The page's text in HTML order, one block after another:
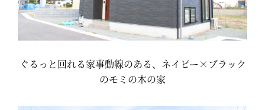
ぐるっと回れる家事動線のある、ネイビー×ブラック
のモミの木の家